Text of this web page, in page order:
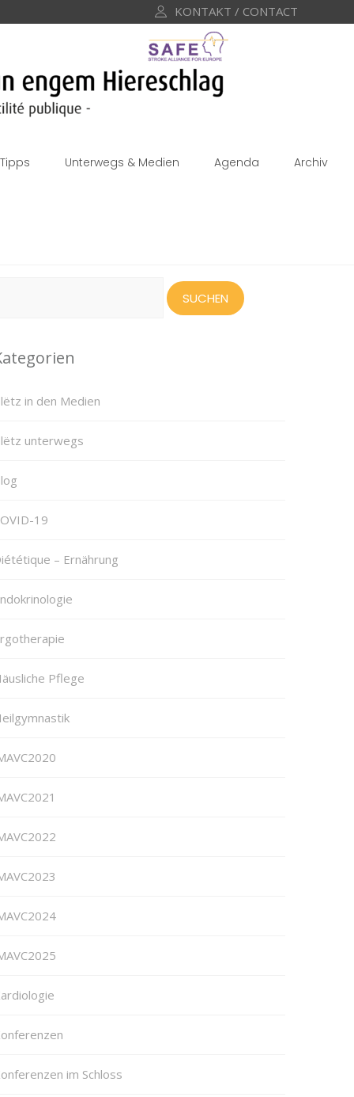
KONTAKT / CONTACT
Tipps Unterwegs & Medien Agenda Archiv
in den Medien
unterwegs
19
– Ernährung
Pflege
im Schloss